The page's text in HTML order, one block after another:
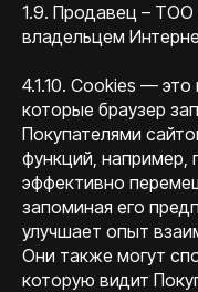
1.9. Продавец –
владельцем
4.1.10. Cookies —
которые браузер
Покупателями
функций, например,
эффективно
запоминая его
улучшает опыт
Они также могут
которую видит